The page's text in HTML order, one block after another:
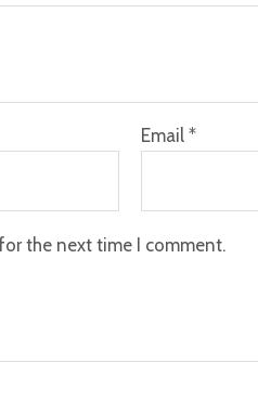
Email*
the next time I comment.